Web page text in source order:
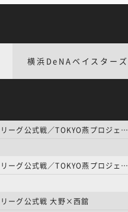
横浜DeNAベイスターズ
プロ野球 | セ・リーグ公式戦／TOKYO燕プロジェクト 吉村×髙橋宏
プロ野球 | セ・リーグ公式戦／TOKYO燕プロジェクト 奥川×松葉
グ公式戦 大野×西舘